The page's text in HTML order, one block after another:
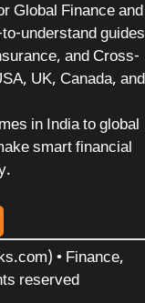
Global Finance and
understand guides
and Cross-
UK, Canada, and
in India to global
smart financial
• Finance,
reserved